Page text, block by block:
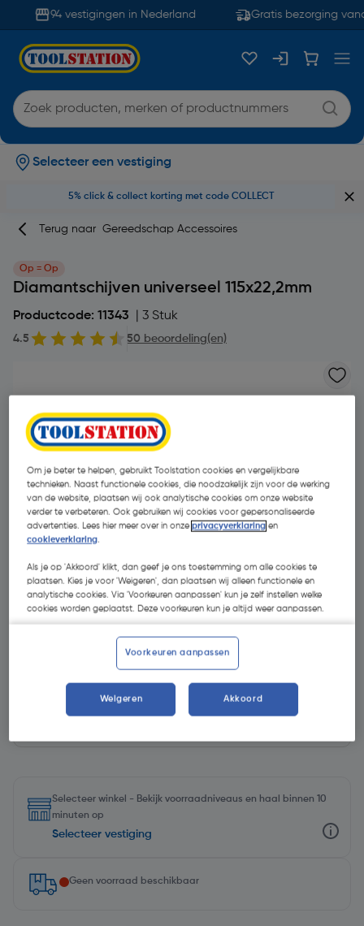
94 vestigingen in Nederland Gratis bezorging
Selecteer een vestiging
5% click & collect korting met code COLLECT
Terug naar Gereedschap Accessoires
Op = Op
Diamantschijven universeel 115x22,2mm
Productcode: 11343 | 3 Stuk
4.5 50 beoordeling(en)
Kies productvariant(2)
Selecteer winkel - Bekijk voorraadniveaus en haal binnen 10
minuten op
Selecteer vestiging
Geen voorraad beschikbaar
Om je beter te helpen, gebruikt Toolstation cookies en vergelijkbare
technieken. Naast functionele cookies, die noodzakelijk zijn voor de werking
van de website, plaatsen wij ook analytische cookies om onze website
verder te verbeteren. Ook gebruiken wij cookies voor gepersonaliseerde
advertenties. Lees hier meer over in onzeprivacyverklaring en
cookieverklaring.
Als je op 'Akkoord' klikt, dan geef je ons toestemming om alle cookies te
plaatsen. Kies je voor 'Weigeren', dan plaatsen wij alleen functionele en
analytische cookies. Via 'Voorkeuren aanpassen' kun je zelf instellen welke
cookies worden geplaatst. Deze voorkeuren kun je altijd weer aanpassen.
Voorkeuren aanpassen
Weigeren Akkoord